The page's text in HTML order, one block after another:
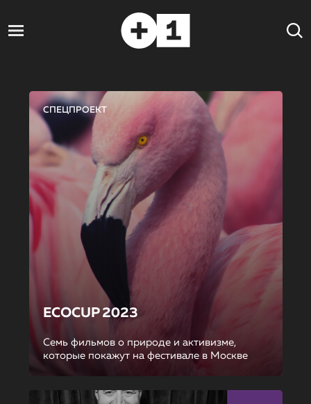
СПЕЦПРОЕКТ
ECOCUP 2023
Семь фильмов о природе и активизме,
которые покажут на фестивале в Москве